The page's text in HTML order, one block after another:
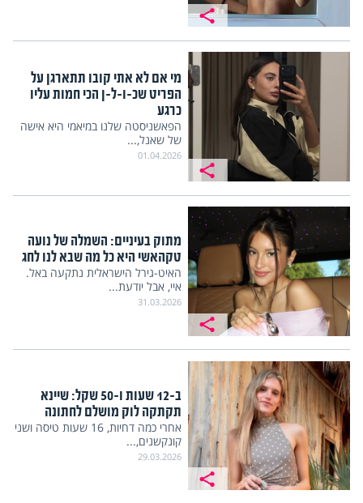
מי אם לא אתי קובו תתארגן על
הפריט שכ-ו-ל-ן הכי חמות עליו
כרגע
הפאשניסטה שלנו במיאמי היא אישה
של שאנל,...
01.04.2026
מתוק בעיניים: השמלה של נועה
טקהאשי היא כל מה שבא לנו לחג
האיט-גירל הישראלית נתקעה באל.
איי, אבל יודעת...
31.03.2026
ב-12 שעות ו-50 שקל: שיינא
תקתקה לוק מושלם לחתונה
אחרי כמה דחיות, 16 שעות טיסה ושני
קונקשנים,...
29.03.2026